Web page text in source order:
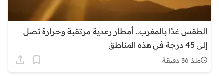
الطقس غدًا بالمغرب.. أمطار رعدية مرتقبة وحرارة تصل
إلى 45 درجة في هذه المناطق
منذ 36 دقيقة